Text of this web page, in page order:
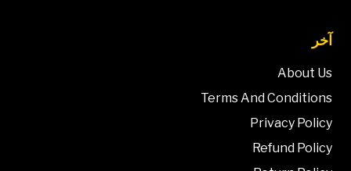
آخر
About Us
Terms And Conditions
Privacy Policy
Refund Policy